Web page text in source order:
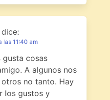
dice:
las 11:40 am
cosas
A algunos nos
no tanto. Hay
los gustos y